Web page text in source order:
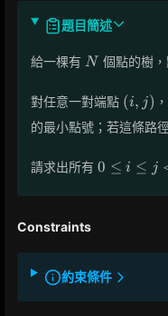
題目簡述
給一棵有 N
N 個點的樹
對任意一對端點 (i,j)
(i, j)
的最小點號；若這條路
請求出所有 0
N
0 ≤ i ≤ j
Constraints
約束條件